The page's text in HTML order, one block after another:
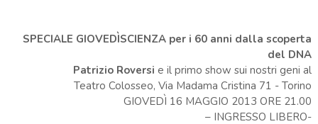
SPECIALE GIOVEDÌSCIENZA per i 60 anni dalla scoperta
del DNA
Patrizio Roversi e il primo show sui nostri geni al
Teatro Colosseo, Via Madama Cristina 71 - Torino
GIOVEDÌ 16 MAGGIO 2013 ORE 21.00
– INGRESSO LIBERO-